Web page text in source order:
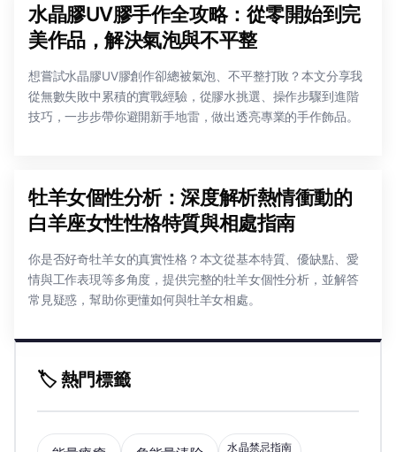
水晶膠UV膠手作全攻略：從零開始到完
美作品，解決氣泡與不平整
想嘗試水晶膠UV膠創作卻總被氣泡、不平整打敗？本文分享我
從無數失敗中累積的實戰經驗，從膠水挑選、操作步驟到進階
技巧，一步步帶你避開新手地雷，做出透亮專業的手作飾品。
牡羊女個性分析：深度解析熱情衝動的
白羊座女性性格特質與相處指南
你是否好奇牡羊女的真實性格？本文從基本特質、優缺點、愛
情與工作表現等多角度，提供完整的牡羊女個性分析，並解答
常見疑惑，幫助你更懂如何與牡羊女相處。
🏷️ 熱門標籤
水晶禁忌指南